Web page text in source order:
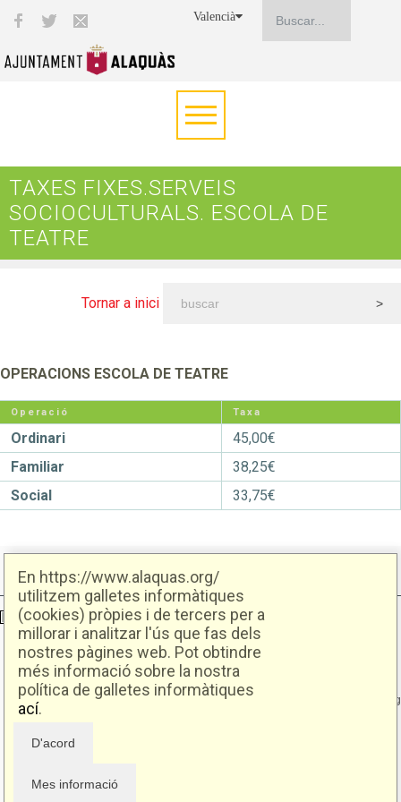
En https://www.alaquas.org/
utilitzem galletes informàtiques
(cookies) pròpies i de tercers per a
millorar i analitzar l'ús que fas dels
nostres pàgines web. Pot obtindre
més informació sobre la nostra
política de galletes informàtiques
ací.
Valencià
TAXES FIXES.SERVEIS
SOCIOCULTURALS. ESCOLA DE
TEATRE
Tornar a inici
OPERACIONS ESCOLA DE TEATRE
Operació Taxa
Ordinari
45,00€
Familiar
38,25€
Social
33,75€
Ajuntament d'Alaquàs Creative Commons
Ajuntament d'Alaquàs.
C/. Major 88. CP: 46970 Alaquàs.dir3: L01460057
Tel.: 96 151 94 00 | FAX: 96 151 94 03 | info@alaquas.org